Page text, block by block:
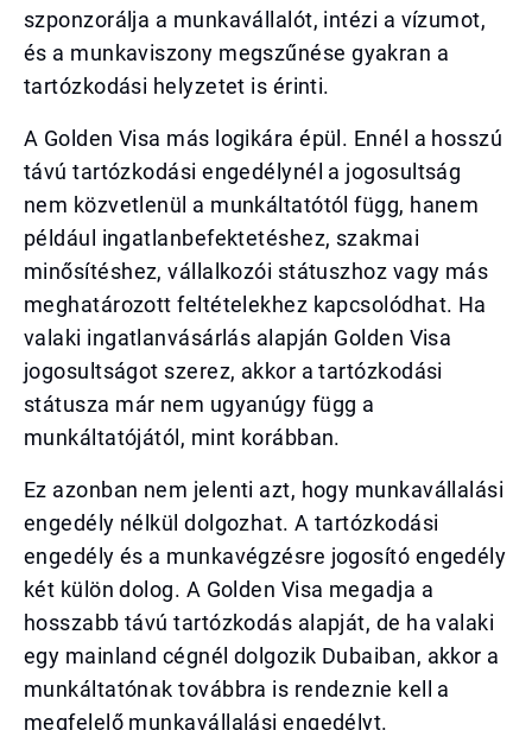
szponzorálja a munkavállalót, intézi a vízumot,
és a munkaviszony megszűnése gyakran a
tartózkodási helyzetet is érinti.
A Golden Visa más logikára épül. Ennél a hosszú
távú tartózkodási engedélynél a jogosultság
nem közvetlenül a munkáltatótól függ, hanem
például ingatlanbefektetéshez, szakmai
minősítéshez, vállalkozói státuszhoz vagy más
meghatározott feltételekhez kapcsolódhat. Ha
valaki ingatlanvásárlás alapján Golden Visa
jogosultságot szerez, akkor a tartózkodási
státusza már nem ugyanúgy függ a
munkáltatójától, mint korábban.
Ez azonban nem jelenti azt, hogy munkavállalási
engedély nélkül dolgozhat. A tartózkodási
engedély és a munkavégzésre jogosító engedély
két külön dolog. A Golden Visa megadja a
hosszabb távú tartózkodás alapját, de ha valaki
egy mainland cégnél dolgozik Dubaiban, akkor a
munkáltatónak továbbra is rendeznie kell a
megfelelő munkavállalási engedélyt.